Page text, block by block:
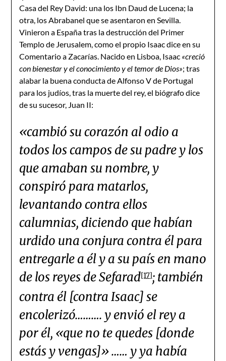
Casa del Rey David: una los Ibn Daud de Lucena; la
otra, los Abrabanel que se asentaron en Sevilla.
Vinieron a España tras la destrucción del Primer
Templo de Jerusalem, como el propio Isaac dice en su
Comentario a Zacarías. Nacido en Lisboa, Isaac «creció
con bienestar y el conocimiento y el temor de Dios»; tras
alabar la buena conducta de Alfonso V de Portugal
para los judíos, tras la muerte del rey, el biógrafo dice
de su sucesor, Juan II:
«cambió su corazón al odio a
todos los campos de su padre y los
que amaban su nombre, y
conspiró para matarlos,
levantando contra ellos
calumnias, diciendo que habían
urdido una conjura contra él para
entregarle a él y a su país en mano
de los reyes de Sefarad[17]; también
contra él [contra Isaac] se
encolerizó………. y envió el rey a
por él, «que no te quedes [donde
estás y vengas]» …… y ya había